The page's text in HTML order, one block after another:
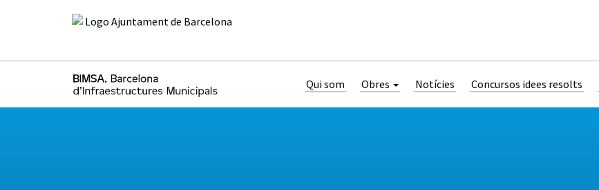
Qui som Obres Notícies Concursos idees resolts